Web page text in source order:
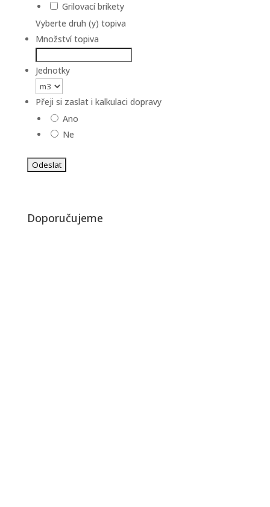
Grilovací brikety
Vyberte druh (y) topiva
Množství topiva
Jednotky
Přeji si zaslat i kalkulaci dopravy
Ano
Ne
Doporučujeme